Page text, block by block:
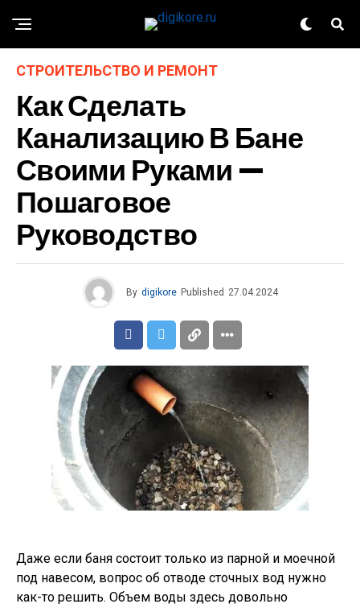
СТРОИТЕЛЬСТВО И РЕМОНТ
Как Сделать
Канализацию В Бане
Своими Руками —
Пошаговое
Руководство
By digikore Published 27.04.2024
Даже если баня состоит только из парной и моечной
под навесом, вопрос об отводе сточных вод нужно
как-то решить. Объем воды здесь довольно